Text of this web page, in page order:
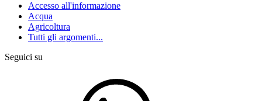
Accesso all'informazione
Acqua
Agricoltura
Tutti gli argomenti...
Seguici su